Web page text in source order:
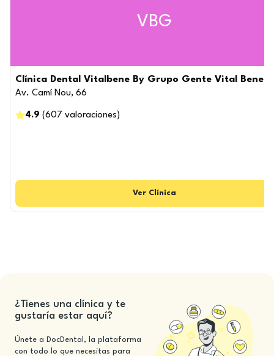
VBG
Clínica Dental Vitalbene By Grupo Gente Vital
Av. Camí Nou, 66
4.9 (607 valoraciones )
Ver Clínica
¿Tienes una clínica y te
gustaría estar aquí?
Únete a DocDental, la plataforma
con todo lo que necesitas para